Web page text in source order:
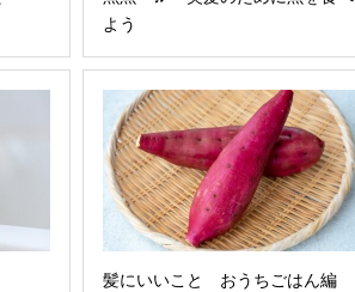
よう
髪にいいこと おうちごはん編